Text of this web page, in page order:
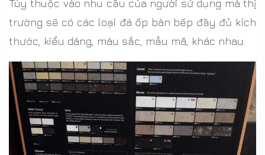
Tùy thuộc vào nhu cầu của người sử dụng mà thị
trường sẽ có các loại đá ốp bàn bếp đầy đủ kích
thước, kiểu dáng, màu sắc, mẫu mã, khác nhau.